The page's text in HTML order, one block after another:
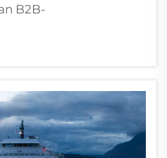
B2B-
Seevrag vervoer
se goed volgens
wat
na Europa versend,
en mees